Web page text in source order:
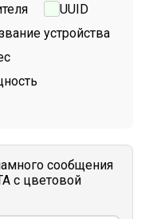
UUID
устройства
сообщения
с цветовой